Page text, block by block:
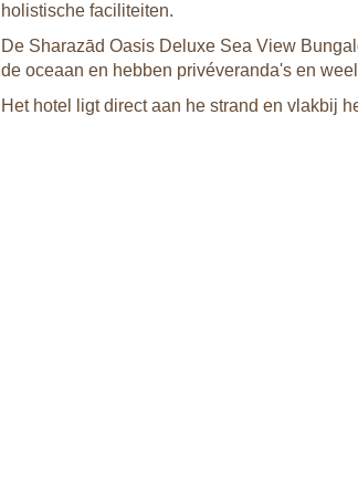
holistische faciliteiten.
De Sharazād Oasis Deluxe Sea View
de oceaan en hebben privéveranda's en
Het hotel ligt direct aan he strand en vlakbij